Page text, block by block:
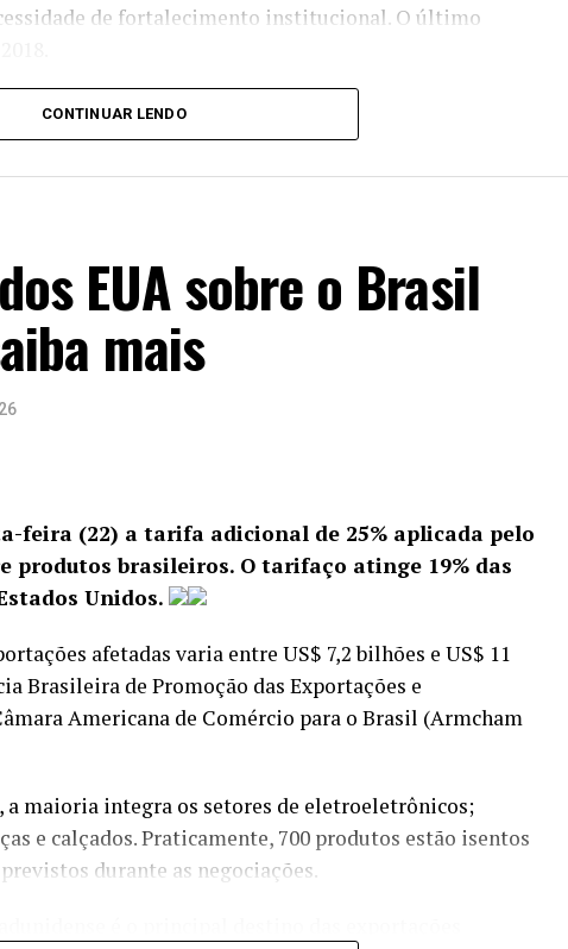
de fortalecimento institucional. O último
emergentes reduziram a
bancário e continuam a
e a eficiência,
em taxas de crédito mais
e impulsionou o crescimento dos bancos
da governança do sistema.
CONTINUAR LENDO
EUA sobre o Brasil
mais
feira (22) a tarifa adicional de 25% aplicada pelo
produtos brasileiros. O tarifaço atinge 19% das
Unidos.
afetadas varia entre US$ 7,2 bilhões e US$ 11
Brasileira de Promoção das Exportações e
Americana de Comércio para o Brasil (Armcham
maioria integra os setores de eletroeletrônicos;
e calçados. Praticamente, 700 produtos estão isentos
durante as negociações.